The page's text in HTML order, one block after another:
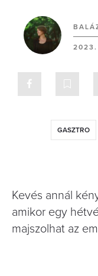
2023.
GASZTRO
Kevés annál
amikor egy
majszolhat az